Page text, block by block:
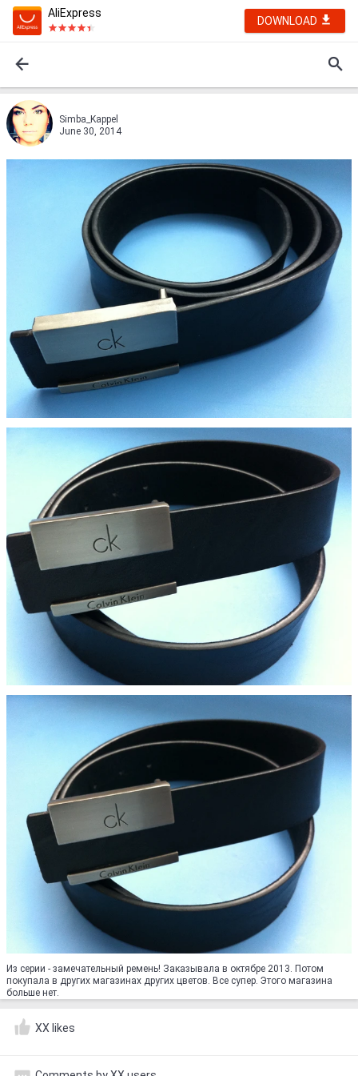
AliExpress
DOWNLOAD
Simba_Kappel
June 30, 2014
Из серии - замечательный ремень! Заказывала в октябре 2013. Потом
покупала в других магазинах других цветов. Все супер. Этого магазина
больше нет.
XX likes